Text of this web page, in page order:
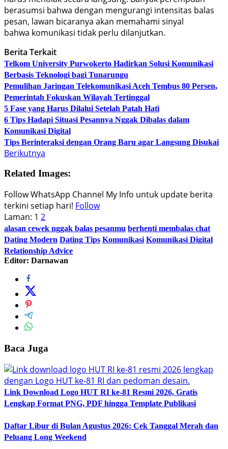
berasumsi bahwa dengan mengurangi intensitas balas
pesan, lawan bicaranya akan memahami sinyal
bahwa komunikasi tidak perlu dilanjutkan.
Berita Terkait
Telkom University Purwokerto Hadirkan Solusi Komunikasi
Berbasis Teknologi bagi Tunarungu
Pemulihan Jaringan Telekomunikasi Aceh Tembus 80 Persen,
Pemerintah Fokuskan Wilayah Tertinggal
5 Fase yang Harus Dilalui Setelah Patah Hati
6 Tips Hadapi Situasi Pesannya Nggak Dibalas dalam
Komunikasi Digital
Tips Berinteraksi dengan Orang Baru agar Langsung Disukai
Berikutnya
Related Images:
Follow WhatsApp Channel My Info untuk update berita
terkini setiap hari! Follow
Laman: 1 2
alasan cewek nggak balas pesanmu berhenti membalas chat
Dating Modern Dating Tips Komunikasi Komunikasi Digital
Relationship Advice
Editor: Darnawan
Baca Juga
Link Download Logo HUT RI ke-81 Resmi 2026, Gratis
Lengkap Format PNG, PDF hingga Template Publikasi
Daftar Libur di Bulan Agustus 2026: Cek Tanggal Merah dan
Peluang Long Weekend